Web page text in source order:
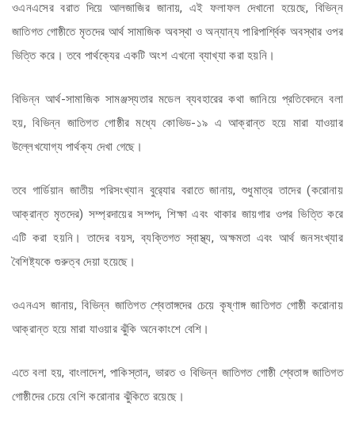
ওএনএসের বরাত দিয়ে আলজাজির জানায়, এই ফলাফল দেখানো হয়েছে, বিভিন্ন
জাতিগত গোষ্ঠীতে মৃতদের আর্থ সামাজিক অবস্থা ও অন্যান্য পারিপার্শ্বিক অবস্থার ওপর
ভিত্তি করে। তবে পার্থক্যের একটি অংশ এখনো ব্যাখ্যা করা হয়নি।
বিভিন্ন আর্থ-সামাজিক সামঞ্জস্যতার মডেল ব্যবহারের কথা জানিয়ে প্রতিবেদনে বলা
হয়, বিভিন্ন জাতিগত গোষ্ঠীর মধ্যে কোভিড-১৯ এ আক্রান্ত হয়ে মারা যাওয়ার
উল্লেখযোগ্য পার্থক্য দেখা গেছে।
তবে গার্ডিয়ান জাতীয় পরিসংখ্যান বুর‌্যোর বরাতে জানায়, শুধুমাত্র তাদের (করোনায়
আক্রান্ত মৃতদের) সম্প্রদায়ের সম্পদ, শিক্ষা এবং থাকার জায়গার ওপর ভিত্তি করে
এটি করা হয়নি। তাদের বয়স, ব্যক্তিগত স্বাস্থ্য, অক্ষমতা এবং আর্থ জনসংখ্যার
বৈশিষ্ট্যকে গুরুত্ব দেয়া হয়েছে।
ওএনএস জানায়, বিভিন্ন জাতিগত শ্বেতাঙ্গদের চেয়ে কৃষ্ণাঙ্গ জাতিগত গোষ্ঠী করোনায়
আক্রান্ত হয়ে মারা যাওয়ার ঝুঁকি অনেকাংশে বেশি।
এতে বলা হয়, বাংলাদেশ, পাকিস্তান, ভারত ও বিভিন্ন জাতিগত গোষ্ঠী শ্বেতাঙ্গ জাতিগত
গোষ্ঠীদের চেয়ে বেশি করোনার ঝুঁকিতে রয়েছে।